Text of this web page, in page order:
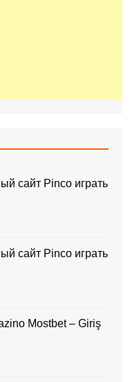
сайт Pinco играть
сайт Pinco играть
Mostbet – Giriş